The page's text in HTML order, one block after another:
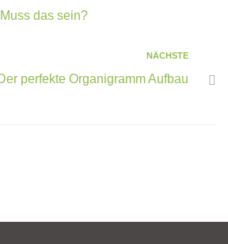
das sein?
NÄCHSTE
perfekte Organigramm Aufbau